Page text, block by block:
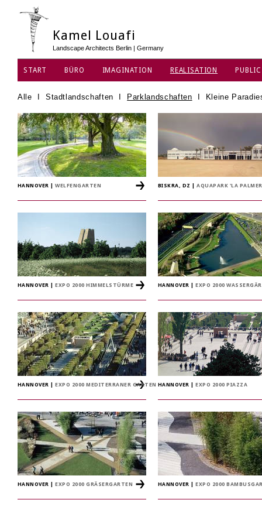
Kamel Louafi
Landscape Architects Berlin | Germany
START BÜRO IMAGINATION REALISATION
DATENSCHUTZ
Alle Stadtlandschaften Parklandschaften Kleine
HANNOVER |WELFENGARTEN BISKRA, DZ |AQUAPARK 'LA
HANNOVER |EXPO 2000 HIMMELSTÜRME HANNOVER |EXPO 2000
HANNOVER |EXPO 2000 MEDITERRANER GARTEN HANNOVER |EXPO 2000 PIAZZA
HANNOVER |EXPO 2000 GRÄSERGARTEN HANNOVER |EXPO 2000